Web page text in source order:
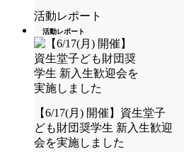
活動レポート
活動レポート
【6/17(月) 開催】資生堂子
ども財団奨学生 新入生歓迎
会を実施しました